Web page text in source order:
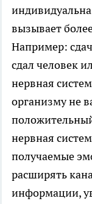
вызывает
Например:
сдал человек
нервная
организму не
нервная
получаемые
расширять
информации,